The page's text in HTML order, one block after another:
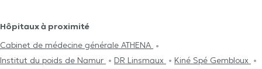
Hôpitaux à proximité
Cabinet de médecine générale ATHENA
Institut du poids de Namur
DR Linsmaux
Kiné Spé Gembloux